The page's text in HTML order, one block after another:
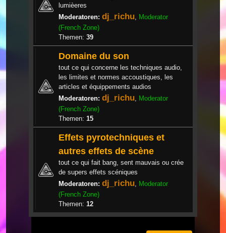
lumièeres
Moderatoren: dj_richu Moderator
(French Zone)
Themen: 39
Domaine du son
tout ce qui concerne les techniques audio,
les limites et normes accoustiques, les
articles et équippements audios
Moderatoren: dj_richu Moderator
(French Zone)
Themen: 15
Effets pyrotechniques et
autres effets de scène
tout ce qui fait bang, sent mauvais ou crée
de supers effets scéniques
Moderatoren: dj_richu Moderator
(French Zone)
Themen: 12